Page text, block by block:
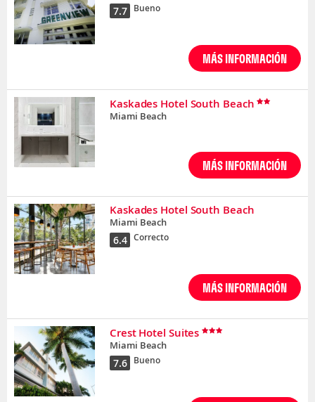
7.7 Bueno
MÁS INFORMACIÓN
Kaskades Hotel South Beach
Miami Beach
MÁS INFORMACIÓN
Kaskades Hotel South Beach
Miami Beach
6.4 Correcto
MÁS INFORMACIÓN
Crest Hotel Suites
Miami Beach
7.6 Bueno